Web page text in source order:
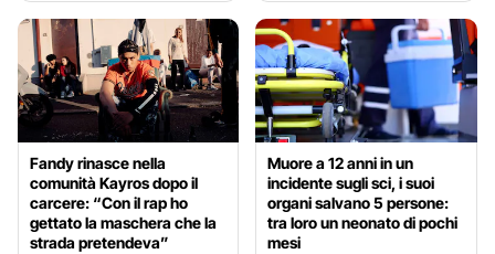
Fandy rinasce nella
comunità Kayros dopo il
carcere: “Con il rap ho
gettato la maschera che la
strada pretendeva”
Muore a 12 anni in un
incidente sugli sci, i suoi
organi salvano 5 persone:
tra loro un neonato di pochi
mesi